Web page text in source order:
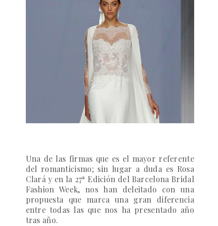
Una de las firmas que es el mayor referente
del romanticismo; sin lugar a duda es Rosa
Clará y en la 27ª Edición del Barcelona Bridal
Fashion Week, nos han deleitado con una
propuesta que marca una gran diferencia
entre todas las que nos ha presentado año
tras año.